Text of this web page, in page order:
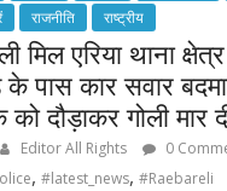
राजनीति राष्ट्रीय
मिल एरिया थाना
पास कार सवार
दौड़ाकर गोली मार
Editor All Rights
0
,#latest_news,#Raebareli